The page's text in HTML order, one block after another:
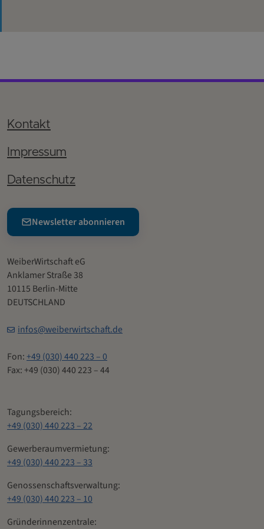
Kontakt
Impressum
Datenschutz
Newsletter abonnieren
WeiberWirtschaft eG
Anklamer Straße 38
10115 Berlin-Mitte
DEUTSCHLAND
infos@weiberwirtschaft.de
Fon:+49 (030) 440 223 – 0
Fax: +49 (030) 440 223 – 44
Tagungsbereich:
+49 (030) 440 223 – 22
Gewerberaumvermietung:
+49 (030) 440 223 – 33
Genossenschaftsverwaltung:
+49 (030) 440 223 – 10
Gründerinnenzentrale: